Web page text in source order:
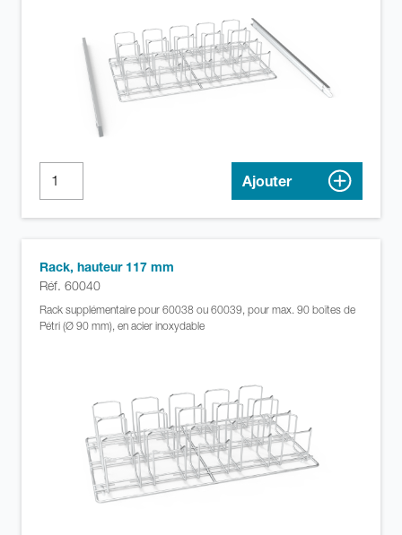
Ajouter
Rack, hauteur 117 mm
Réf. 60040
Rack supplémentaire pour 60038 ou 60039, pour max. 90 boîtes de
Pétri (Ø 90 mm), en acier inoxydable